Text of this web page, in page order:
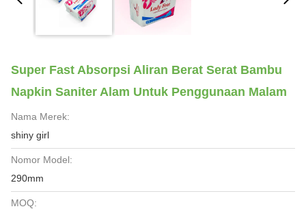
Super Fast Absorpsi Aliran Berat Serat Bambu
Napkin Saniter Alam Untuk Penggunaan Malam
Nama Merek:
shiny girl
Nomor Model:
290mm
MOQ: